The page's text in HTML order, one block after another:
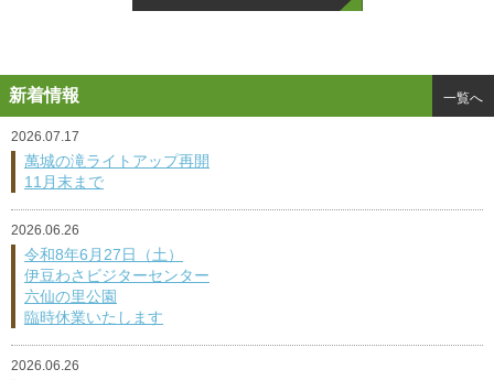
新着情報 一覧へ
2026.07.17
萬城の滝ライトアップ再開
11月末まで
2026.06.26
令和8年6月27日（土）
伊豆わさビジターセンター
六仙の里公園
臨時休業いたします
2026.06.26